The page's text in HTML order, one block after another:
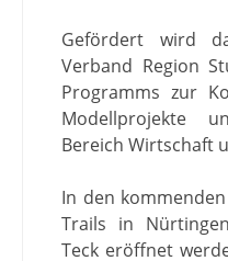
Gefördert wird
Verband Region
Programms zur
Modellprojekte
Bereich Wirtschaft
In den
Trails in
Teck eröffnet